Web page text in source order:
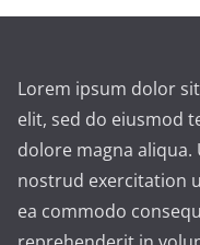
Lorem ipsum dolor
elit, sed do eiusmod
dolore magna
nostrud exercitation
ea commodo